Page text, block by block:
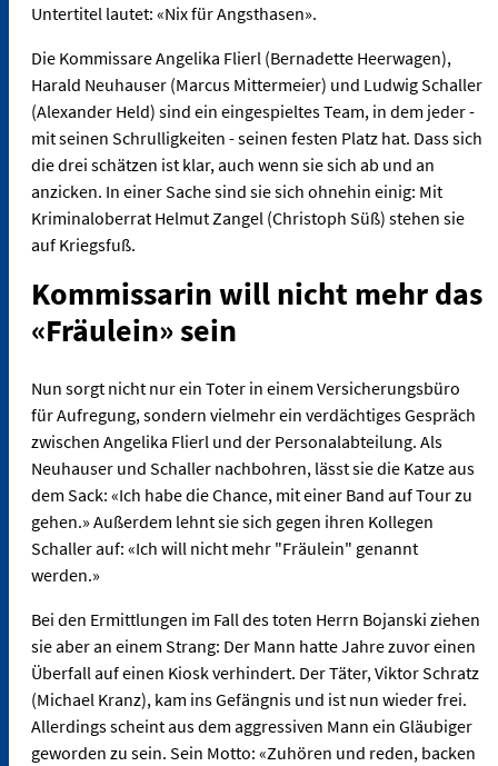
Untertitel lautet: «Nix für Angsthasen».
Die Kommissare Angelika Flierl (Bernadette Heerwagen),
Harald Neuhauser (Marcus Mittermeier) und Ludwig Schaller
(Alexander Held) sind ein eingespieltes Team, in dem jeder -
mit seinen Schrulligkeiten - seinen festen Platz hat. Dass sich
die drei schätzen ist klar, auch wenn sie sich ab und an
anzicken. In einer Sache sind sie sich ohnehin einig: Mit
Kriminaloberrat Helmut Zangel (Christoph Süß) stehen sie
auf Kriegsfuß.
Kommissarin will nicht mehr das
«Fräulein» sein
Nun sorgt nicht nur ein Toter in einem Versicherungsbüro
für Aufregung, sondern vielmehr ein verdächtiges Gespräch
zwischen Angelika Flierl und der Personalabteilung. Als
Neuhauser und Schaller nachbohren, lässt sie die Katze aus
dem Sack: «Ich habe die Chance, mit einer Band auf Tour zu
gehen.» Außerdem lehnt sie sich gegen ihren Kollegen
Schaller auf: «Ich will nicht mehr "Fräulein" genannt
werden.»
Bei den Ermittlungen im Fall des toten Herrn Bojanski ziehen
sie aber an einem Strang: Der Mann hatte Jahre zuvor einen
Überfall auf einen Kiosk verhindert. Der Täter, Viktor Schratz
(Michael Kranz), kam ins Gefängnis und ist nun wieder frei.
Allerdings scheint aus dem aggressiven Mann ein Gläubiger
geworden zu sein. Sein Motto: «Zuhören und reden, backen